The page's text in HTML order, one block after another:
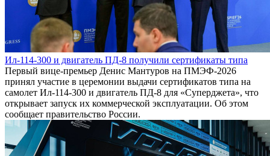
Ил-114-300 и двигатель ПД-8 получили сертификаты типа
Первый вице-премьер Денис Мантуров на ПМЭФ-2026
принял участие в церемонии выдачи сертификатов типа на
самолет Ил-114-300 и двигатель ПД-8 для «Суперджета», что
открывает запуск их коммерческой эксплуатации. Об этом
сообщает правительство России.